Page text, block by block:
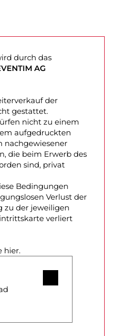
durch das
AG
der
gestattet.
nicht zu einem
aufgedruckten
nachgewiesener
die beim Erwerb des
sind, privat
Bedingungen
Verlust der
der jeweiligen
verliert
hier.